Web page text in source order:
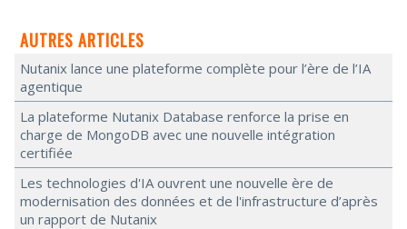
AUTRES ARTICLES
Nutanix lance une plateforme complète pour l’ère de l’IA
agentique
La plateforme Nutanix Database renforce la prise en
charge de MongoDB avec une nouvelle intégration
certifiée
Les technologies d'IA ouvrent une nouvelle ère de
modernisation des données et de l'infrastructure d’après
un rapport de Nutanix